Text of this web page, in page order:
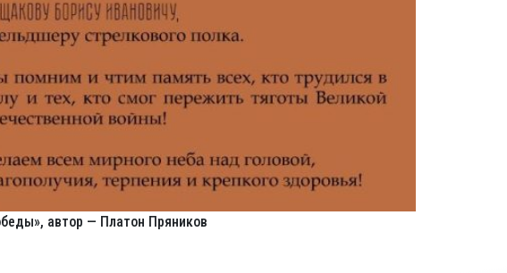
автор — Платон Пряников